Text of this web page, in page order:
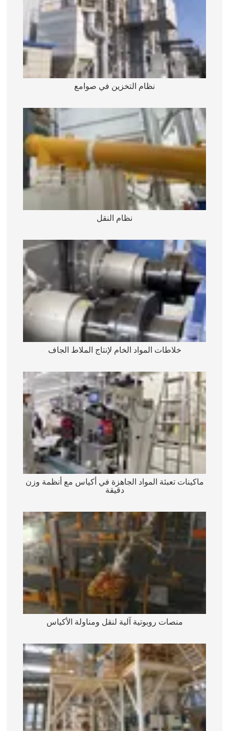
نظام التخزين في صوامع
نظام النقل
خلاطات المواد الخام لإنتاج الملاط الجاف
ماكينات تعبئة المواد الجاهزة في أكياس مع أنظمة وزن
دقيقة
منصات روبوتية آلية لنقل ومناولة الأكياس